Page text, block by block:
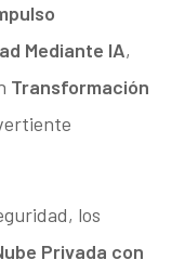
Mediante IA,
Transformación
los
Privada con